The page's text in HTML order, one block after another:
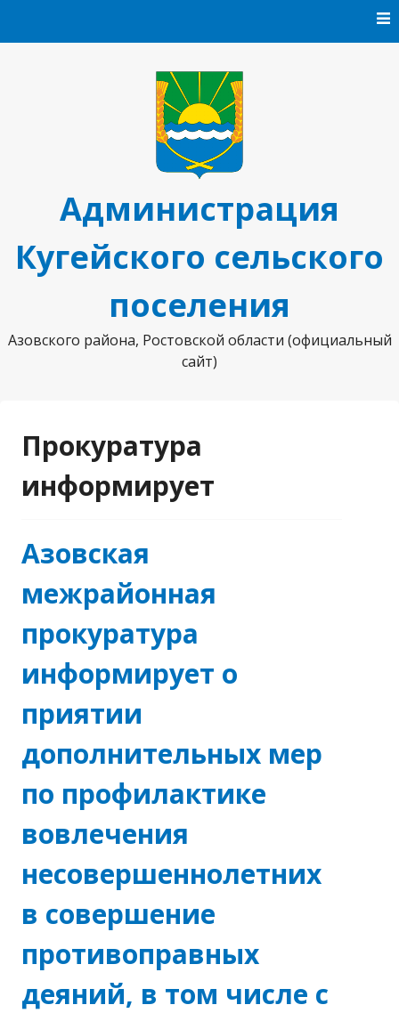
Администрация
Кугейского сельского
поселения
Азовского района, Ростовской области (официальный
сайт)
Прокуратура
информирует
Азовская
межрайонная
прокуратура
информирует о
приятии
дополнительных мер
по профилактике
вовлечения
несовершеннолетних
в совершение
противоправных
деяний, в том числе с